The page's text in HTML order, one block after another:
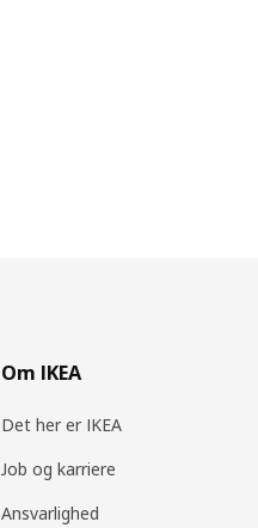
Om IKEA
Det her er IKEA
Job og karriere
Ansvarlighed